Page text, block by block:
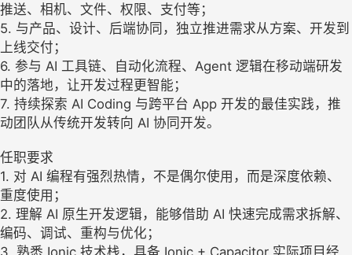
推送、相机、文件、权限、支付等；
5. 与产品、设计、后端协同，独立推进需求从方案、开发到
上线交付；
6. 参与 AI 工具链、自动化流程、Agent 逻辑在移动端研发
中的落地，让开发过程更智能；
7. 持续探索 AI Coding 与跨平台 App 开发的最佳实践，推
动团队从传统开发转向 AI 协同开发。
任职要求
1. 对 AI 编程有强烈热情，不是偶尔使用，而是深度依赖、
重度使用；
2. 理解 AI 原生开发逻辑，能够借助 AI 快速完成需求拆解、
编码、调试、重构与优化；